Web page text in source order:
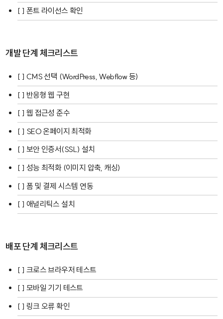
[ ] 폰트 라이선스 확인
개발 단계 체크리스트
[ ] CMS 선택 (WordPress, Webflow등)
[ ] 반응형 웹 구현
[ ] 웹 접근성 준수
[ ] SEO 온페이지 최적화
[ ] 보안 인증서(SSL) 설치
[ ] 성능 최적화 (이미지 압축, 캐싱)
[ ] 폼 및 결제 시스템 연동
[ ] 애널리틱스 설치
배포 단계 체크리스트
[ ] 크로스 브라우저 테스트
[ ] 모바일 기기 테스트
[ ] 링크 오류 확인